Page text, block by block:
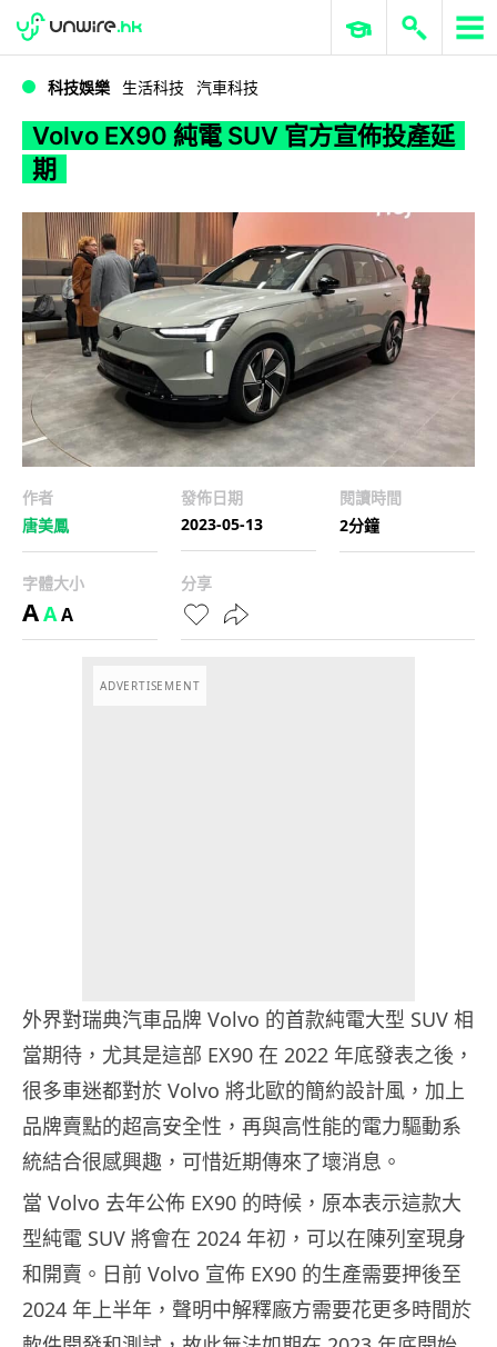
Volvo EX90 純電 SUV 官方宣佈投產延期
WWDC 2026 ERP 與商業 AI
科技娛樂 生活科技 汽車科技
Volvo EX90 純電 SUV 官方宣佈投產延
期
作者
唐美鳳
發佈日期
2023-05-13
閱讀時間
2分鐘
字體大小
AAA
分享
ADVERTISEMENT
外界對瑞典汽車品牌 Volvo 的首款純電大型 SUV 相
當期待，尤其是這部 EX90 在 2022 年底發表之後，
很多車迷都對於 Volvo 將北歐的簡約設計風，加上
品牌賣點的超高安全性，再與高性能的電力驅動系
統結合很感興趣，可惜近期傳來了壞消息。
當 Volvo 去年公佈 EX90 的時候，原本表示這款大
型純電 SUV 將會在 2024 年初，可以在陳列室現身
和開賣。日前 Volvo 宣佈 EX90 的生產需要押後至
2024 年上半年，聲明中解釋廠方需要花更多時間於